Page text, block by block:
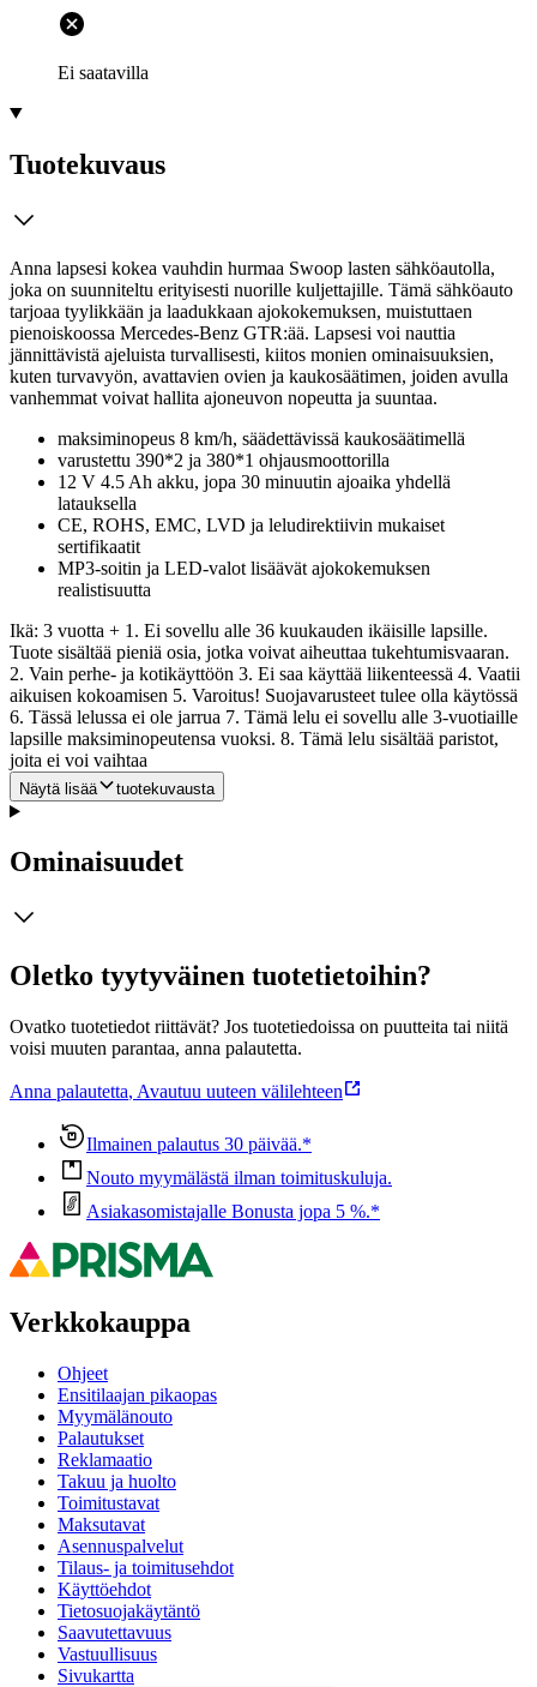
Ei saatavilla
Tuotekuvaus
Anna lapsesi kokea vauhdin hurmaa Swoop lasten sähköautolla,
joka on suunniteltu erityisesti nuorille kuljettajille. Tämä sähköauto
tarjoaa tyylikkään ja laadukkaan ajokokemuksen, muistuttaen
pienoiskoossa Mercedes-Benz GTR:ää. Lapsesi voi nauttia
jännittävistä ajeluista turvallisesti, kiitos monien ominaisuuksien,
kuten turvavyön, avattavien ovien ja kaukosäätimen, joiden avulla
vanhemmat voivat hallita ajoneuvon nopeutta ja suuntaa.
maksiminopeus 8 km/h, säädettävissä kaukosäätimellä
varustettu 390*2 ja 380*1 ohjausmoottorilla
12 V 4.5 Ah akku, jopa 30 minuutin ajoaika yhdellä
latauksella
CE, ROHS, EMC, LVD ja leludirektiivin mukaiset
sertifikaatit
MP3-soitin ja LED-valot lisäävät ajokokemuksen
realistisuutta
Ikä: 3 vuotta + 1. Ei sovellu alle 36 kuukauden ikäisille lapsille.
Tuote sisältää pieniä osia, jotka voivat aiheuttaa tukehtumisvaaran.
2. Vain perhe- ja kotikäyttöön 3. Ei saa käyttää liikenteessä 4. Vaatii
aikuisen kokoamisen 5. Varoitus! Suojavarusteet tulee olla käytössä
6. Tässä lelussa ei ole jarrua 7. Tämä lelu ei sovellu alle 3-vuotiaille
lapsille maksiminopeutensa vuoksi. 8. Tämä lelu sisältää paristot,
joita ei voi vaihtaa
Näytä lisää tuotekuvausta
Ominaisuudet
Oletko tyytyväinen tuotetietoihin?
Ovatko tuotetiedot riittävät? Jos tuotetiedoissa on puutteita tai niitä
voisi muuten parantaa, anna palautetta.
Anna palautetta, Avautuu uuteen välilehteen
Ilmainen palautus 30 päivää.*
Nouto myymälästä ilman toimituskuluja.
Asiakasomistajalle Bonusta jopa 5 %.*
Verkkokauppa
Ohjeet
Ensitilaajan pikaopas
Myymälänouto
Palautukset
Reklamaatio
Takuu ja huolto
Toimitustavat
Maksutavat
Asennuspalvelut
Tilaus- ja toimitusehdot
Käyttöehdot
Tietosuojakäytäntö
Saavutettavuus
Vastuullisuus
Sivukartta